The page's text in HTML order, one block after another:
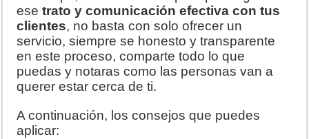
esetrato y comunicación efectiva con tus
clientes, no basta con solo ofrecer un
servicio, siempre se honesto y transparente
en este proceso, comparte todo lo que
puedas y notaras como las personas van a
querer estar cerca de ti.
A continuación, los consejos que puedes
aplicar: